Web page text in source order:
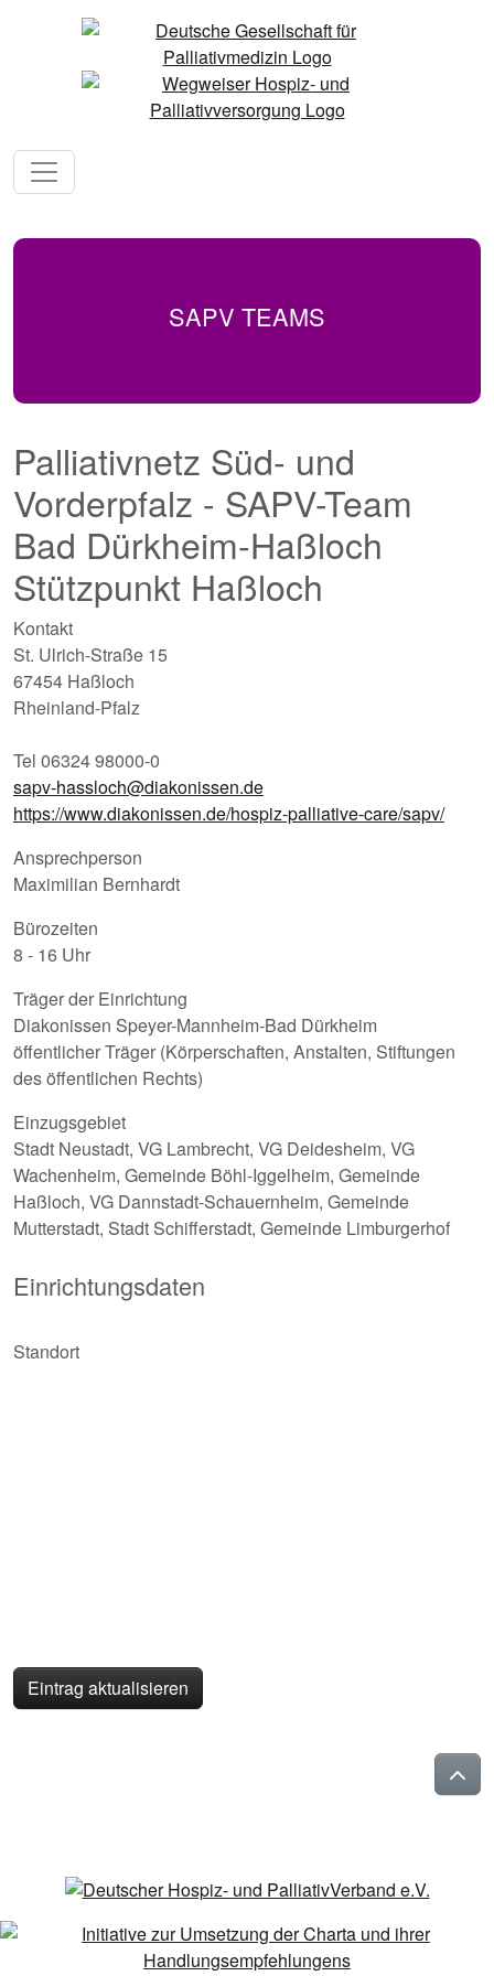
SAPV TEAMS
Palliativnetz Süd- und
Vorderpfalz - SAPV-Team
Bad Dürkheim-Haßloch
Stützpunkt Haßloch
Kontakt
St. Ulrich-Straße 15
67454 Haßloch
Rheinland-Pfalz
Tel 06324 98000-0
sapv-hassloch@diakonissen.de
https://www.diakonissen.de/hospiz-palliative-care/sapv/
Ansprechperson
Maximilian Bernhardt
Bürozeiten
8 - 16 Uhr
Träger der Einrichtung
Diakonissen Speyer-Mannheim-Bad Dürkheim
öffentlicher Träger (Körperschaften, Anstalten, Stiftungen
des öffentlichen Rechts)
Einzugsgebiet
Stadt Neustadt, VG Lambrecht, VG Deidesheim, VG
Wachenheim, Gemeinde Böhl-Iggelheim, Gemeinde
Haßloch, VG Dannstadt-Schauernheim, Gemeinde
Mutterstadt, Stadt Schifferstadt, Gemeinde Limburgerhof
Einrichtungsdaten
Standort
Eintrag aktualisieren